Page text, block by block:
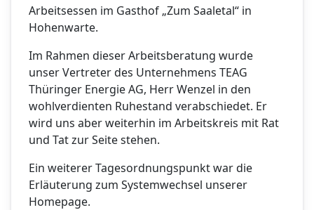
Arbeitsessen im Gasthof „Zum Saaletal“ in
Hohenwarte.
Im Rahmen dieser Arbeitsberatung wurde
unser Vertreter des Unternehmens TEAG
Thüringer Energie AG, Herr Wenzel in den
wohlverdienten Ruhestand verabschiedet. Er
wird uns aber weiterhin im Arbeitskreis mit Rat
und Tat zur Seite stehen.
Ein weiterer Tagesordnungspunkt war die
Erläuterung zum Systemwechsel unserer
Homepage.